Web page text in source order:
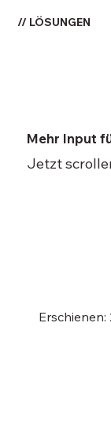
// LÖSUNGEN
Mehr Input
Jetzt
Erschienen: